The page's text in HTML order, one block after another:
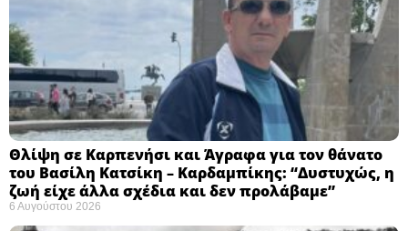
Θλίψη σε Καρπενήσι και Άγραφα για τον θάνατο
του Βασίλη Κατσίκη – Καρδαμπίκης: “Δυστυχώς, η
ζωή είχε άλλα σχέδια και δεν προλάβαμε”
6 Αυγούστου 2026